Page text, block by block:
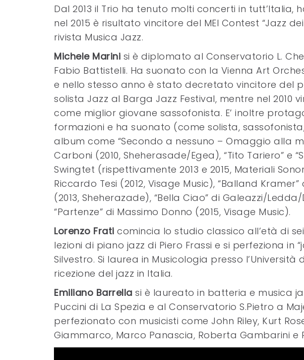
Dal 2013 il Trio ha tenuto molti concerti in
nel 2015 è risultato vincitore del MEI Contest “Jazz
rivista Musica Jazz.
Michele Marini si è diplomato al Conservatorio L.
Fabio Battistelli. Ha suonato con la Vienna Art
e nello stesso anno è stato decretato vincitore del
solista Jazz al Barga Jazz Festival, mentre nel 2010
come miglior giovane sassofonista. E’ inoltre
formazioni e ha suonato (come solista,
album come “Secondo a nessuno – Omaggio alla
Carboni (2010, Sheherasade/Egea), “Tito Tariero” e
Swingtet (rispettivamente 2013 e 2015, Materiali
Riccardo Tesi (2012, Visage Music), “Balland
(2013, Sheherazade), “Bella Ciao” di Galeazzi/
“Partenze” di Massimo Donno (2015, Visage Music).
Lorenzo Frati comincia lo studio classico all’età di
lezioni di piano jazz di Piero Frassi e si perfeziona in
Silvestro. Si laurea in Musicologia presso l’Università
ricezione del jazz in Italia.
Emiliano Barrella si è laureato in batteria e musica
Puccini di La Spezia e al Conservatorio S.Pietro a
perfezionato con musicisti come John Riley, Kurt
Giammarco, Marco Panascia, Roberta Gambarini e